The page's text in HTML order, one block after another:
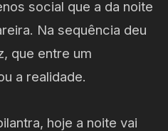
social que a da noite
Na sequência deu
que entre um
a realidade.
hoje a noite vai